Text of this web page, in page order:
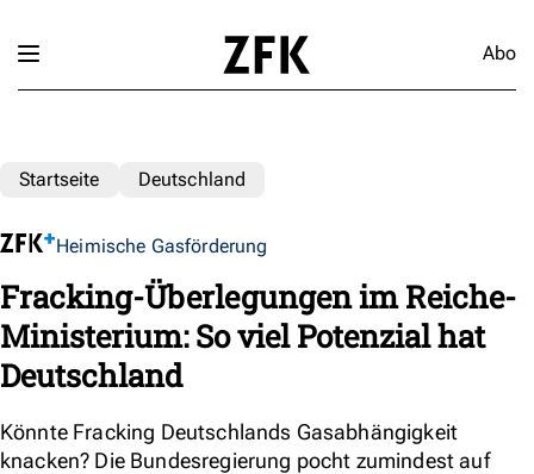
Abo
Startseite Deutschland
Heimische Gasförderung
Fracking-Überlegungen im Reiche-
Ministerium: So viel Potenzial hat
Deutschland
Könnte Fracking Deutschlands Gasabhängigkeit
knacken? Die Bundesregierung pocht zumindest auf